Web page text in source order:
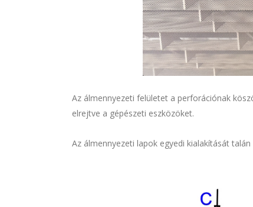
Az álmennyezeti felületet a perforációnak
elrejtve a gépészeti eszközöket.
Az álmennyezeti lapok egyedi kialakítását